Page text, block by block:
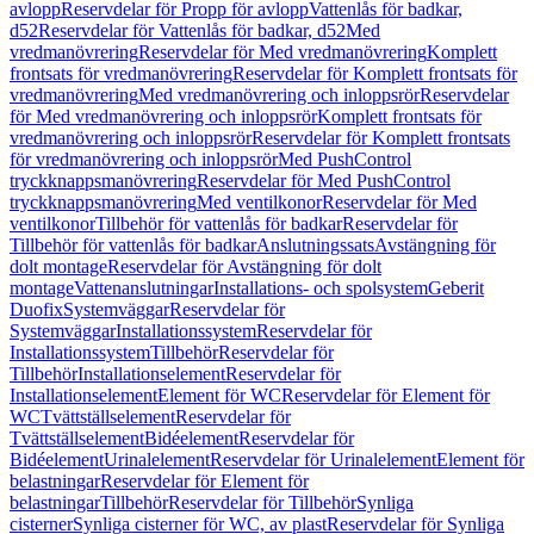
avloppReservdelar för Propp för avloppVattenlås för badkar,
d52Reservdelar för Vattenlås för badkar, d52Med
vredmanövreringReservdelar för Med vredmanövreringKomplett
frontsats för vredmanövreringReservdelar för Komplett frontsats för
vredmanövreringMed vredmanövrering och inloppsrörReservdelar
för Med vredmanövrering och inloppsrörKomplett frontsats för
vredmanövrering och inloppsrörReservdelar för Komplett frontsats
för vredmanövrering och inloppsrörMed PushControl
tryckknappsmanövreringReservdelar för Med PushControl
tryckknappsmanövreringMed ventilkonorReservdelar för Med
ventilkonorTillbehör för vattenlås för badkarReservdelar för
Tillbehör för vattenlås för badkarAnslutningssatsAvstängning för
dolt montageReservdelar för Avstängning för dolt
montageVattenanslutningarInstallations- och spolsystemGeberit
DuofixSystemväggarReservdelar för
SystemväggarInstallationssystemReservdelar för
InstallationssystemTillbehörReservdelar för
TillbehörInstallationselementReservdelar för
InstallationselementElement för WCReservdelar för Element för
WCTvättställselementReservdelar för
TvättställselementBidéelementReservdelar för
BidéelementUrinalelementReservdelar för UrinalelementElement för
belastningarReservdelar för Element för
belastningarTillbehörReservdelar för TillbehörSynliga
cisternerSynliga cisterner för WC, av plastReservdelar för Synliga